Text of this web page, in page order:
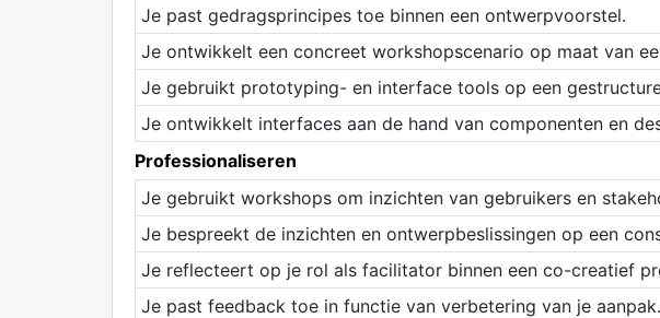
Je past gedragsprincipes toe binnen een ontwerpvoorstel.
Je ontwikkelt een concreet workshopscenario op maat van
Je gebruikt prototyping- en interface tools op een
Je ontwikkelt interfaces aan de hand van componenten en
Professionaliseren
Je gebruikt workshops om inzichten van gebruikers en
Je bespreekt de inzichten en ontwerpbeslissingen op een
Je reflecteert op je rol als facilitator binnen een co-creatief
Je past feedback toe in functie van verbetering van je aanpak.